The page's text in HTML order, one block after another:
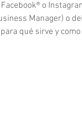
o
Manager) o
qué sirve y